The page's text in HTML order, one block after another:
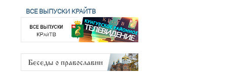
ВСЕ ВЫПУСКИ КРАЙТВ